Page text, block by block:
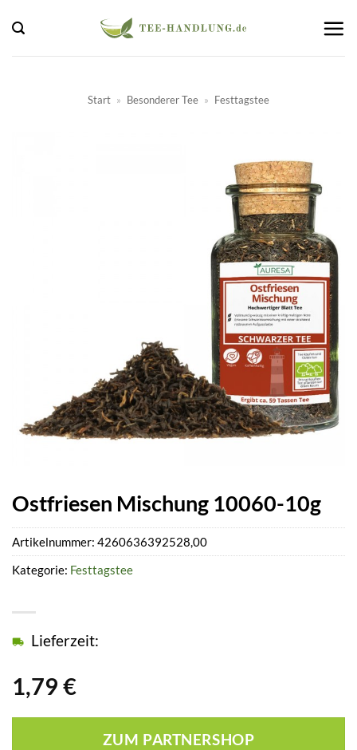
Inhalt
springen
Start » Besonderer Tee » Festtagstee
Ostfriesen Mischung 10060-10g
1,79 €
Lieferzeit:
ZUM PARTNERSHOP
Artikelnummer: 4260636392528,00
Kategorie: Festtagstee